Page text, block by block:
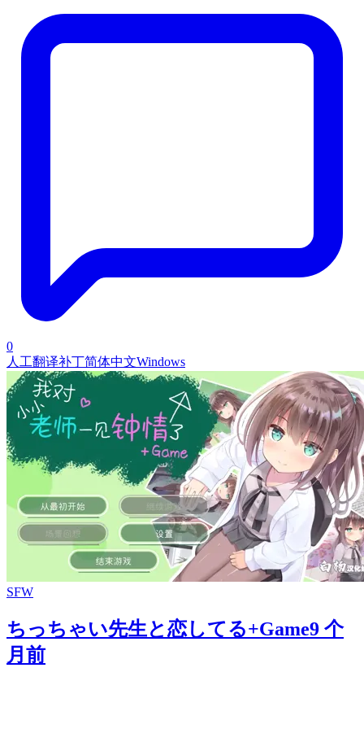
0
人工翻译补丁简体中文Windows
SFW
ちっちゃい先生と恋してる+Game9 个
月前